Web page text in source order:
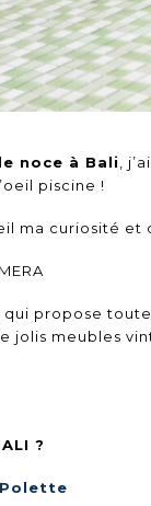
noce à Bali
,
piscine !
ma curiosité et
qui propose
jolis meubles
?